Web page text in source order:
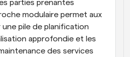
parties prenantes
modulaire permet aux
pile de planification
approfondie et les
des services